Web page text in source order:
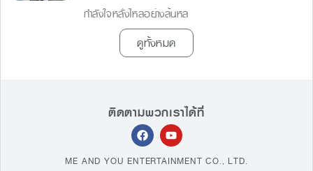
กำลังใจหลั่งไหลอย่างล้นหล
ดูทั้งหมด
ติดตามพวกเราได้ที่
ME AND YOU ENTERTAINMENT CO., LTD.